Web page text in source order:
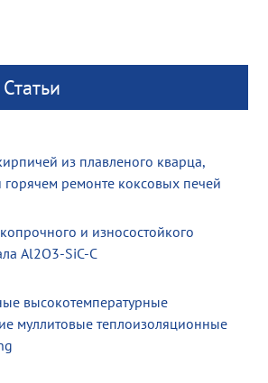
из плавленого кварца,
ремонте коксовых печей
и износостойкого
Al2O3-SiC-C
высокотемпературные
муллитовые теплоизоляционные